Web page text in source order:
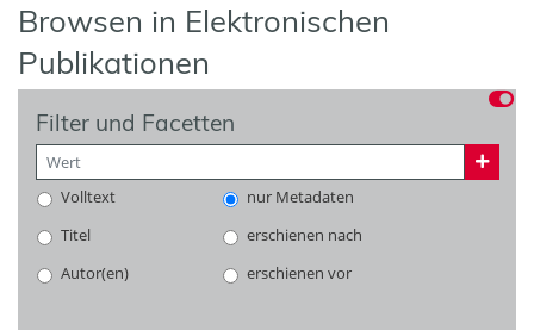
Browsen in Elektronischen
Publikationen
Filter und Facetten
Volltext
nur Metadaten
Titel
erschienen nach
Autor(en)
erschienen vor